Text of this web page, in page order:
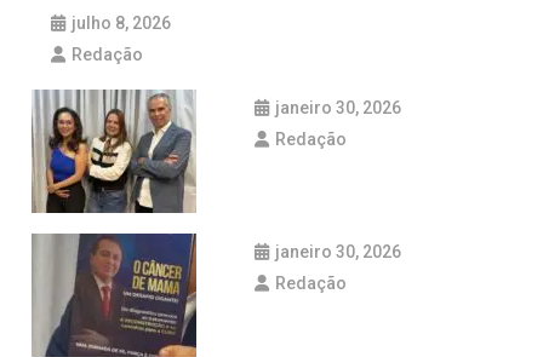
julho 8, 2026
Redação
janeiro 30, 2026
Redação
janeiro 30, 2026
Redação